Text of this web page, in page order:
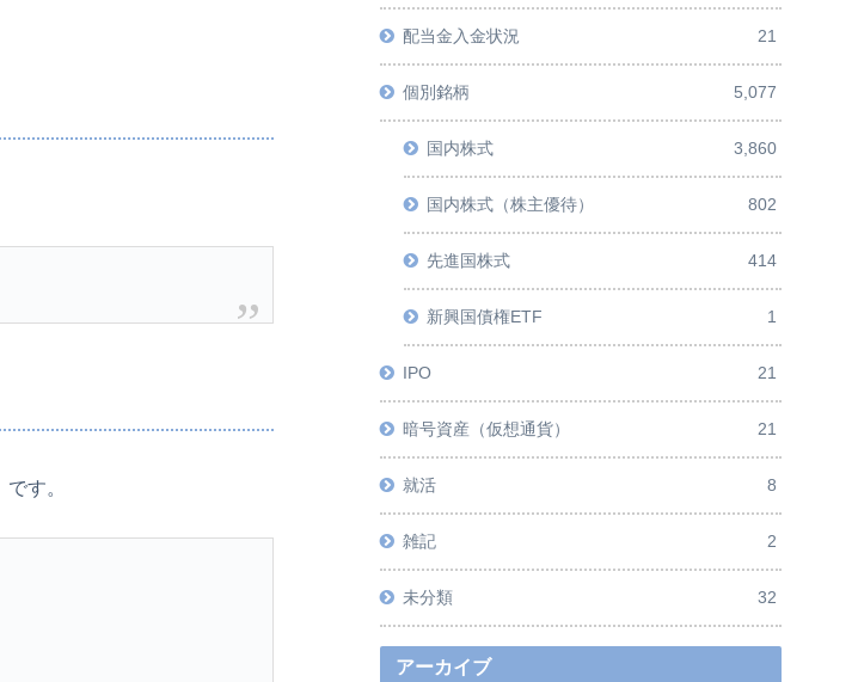
です。
配当金入金状況 21
個別銘柄 5,077
国内株式 3,860
国内株式（株主優待） 802
先進国株式 414
新興国債権ETF 1
IPO 21
暗号資産（仮想通貨） 21
就活 8
雑記 2
未分類 32
アーカイブ